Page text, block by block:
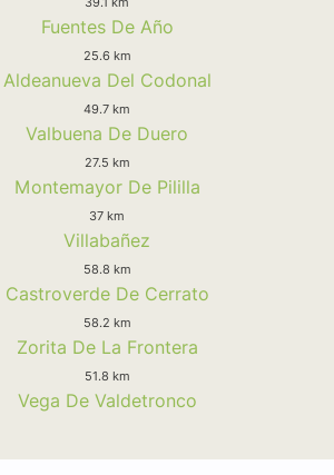
Fuentes De Año
25.6 km
Aldeanueva Del Codonal
49.7 km
Valbuena De Duero
27.5 km
Montemayor De Pililla
37 km
Villabañez
58.8 km
Castroverde De Cerrato
58.2 km
Zorita De La Frontera
51.8 km
Vega De Valdetronco